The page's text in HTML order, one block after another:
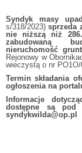
Syndyk masy
s/318/2023)sprzeda
nie niższą niż
zabudowaną
nieruchomość
Rejonowy w
wieczystą o nr PO1O/
Termin składania
ogłoszenia na
Informacje
dostępne są
syndykwilda@op.pl